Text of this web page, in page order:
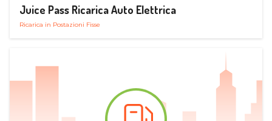
Juice Pass Ricarica Auto Elettrica
Ricarica in Postazioni Fisse